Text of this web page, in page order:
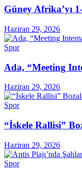
Güney Afrika’yı
Haziran 29, 2026
Spor
Ada, “Meeting
Haziran 29, 2026
Spor
“İskele Rallisi”
Haziran 29, 2026
Spor